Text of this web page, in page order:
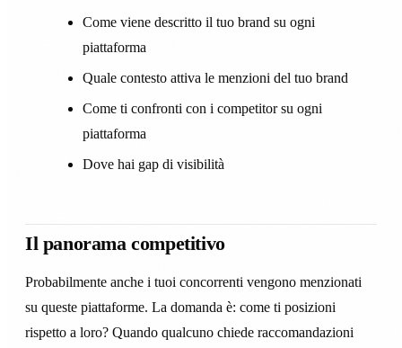
Come viene descritto il tuo brand su ogni
piattaforma
Quale contesto attiva le menzioni del tuo brand
Come ti confronti con i competitor su ogni
piattaforma
Dove hai gap di visibilità
Il panorama competitivo
Probabilmente anche i tuoi concorrenti vengono menzionati
su queste piattaforme. La domanda è: come ti posizioni
rispetto a loro? Quando qualcuno chiede raccomandazioni